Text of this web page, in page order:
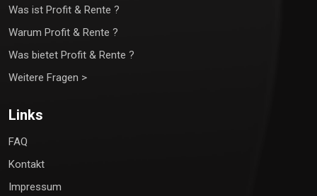
Was ist Profit & Rente ?
Warum Profit & Rente ?
Was bietet Profit & Rente ?
Weitere Fragen >
Links
FAQ
Kontakt
Impressum